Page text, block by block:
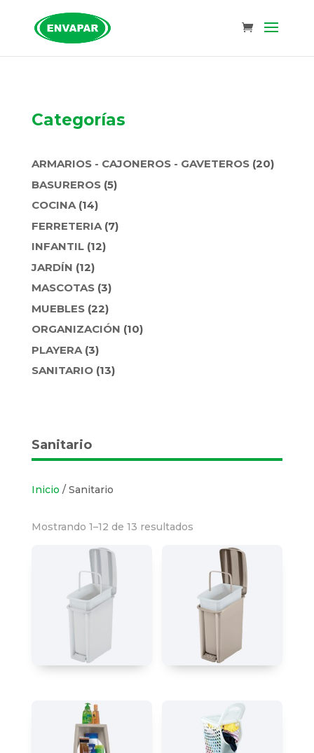
Categorías
ARMARIOS - CAJONEROS - GAVETEROS 2020
BASUREROS 55
COCINA 1414
PRODUCTOS
FERRETERIA 77
INFANTIL 1212
JARDÍN 1212
PRODUCTOS
MASCOTAS 33
PRODUCTOS
MUEBLES 2222
PRODUCTOS
ORGANIZACIÓN 1010
PLAYERA 33
PRODUCTOS
SANITARIO 1313
Sanitario
Inicio / Sanitario
Mostrando 1–12 de 13 resultados